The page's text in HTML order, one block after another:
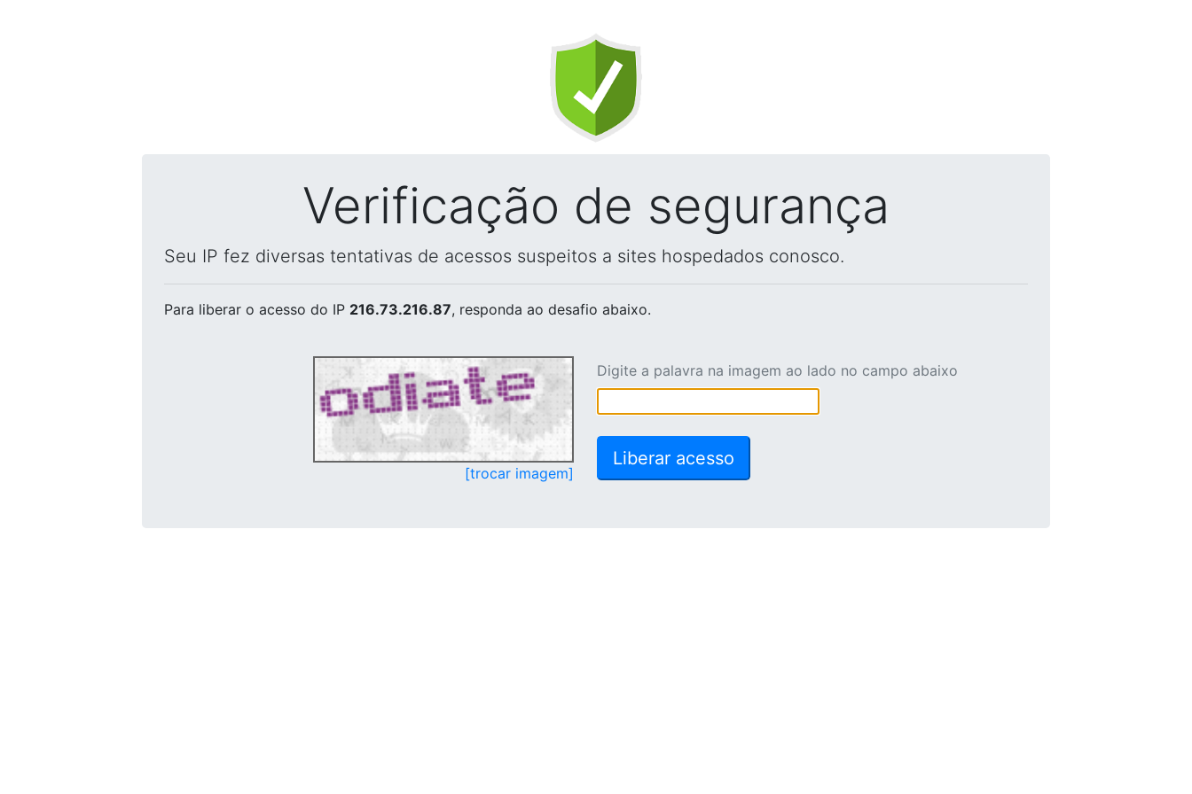
Verificação de segurança
Seu IP fez diversas tentativas de acessos suspeitos a sites hospedados conosco.
Para liberar o acesso do IP 216.73.216.87, responda ao desafio abaixo.
[trocar imagem]
Digite a palavra na imagem ao lado no campo abaixo